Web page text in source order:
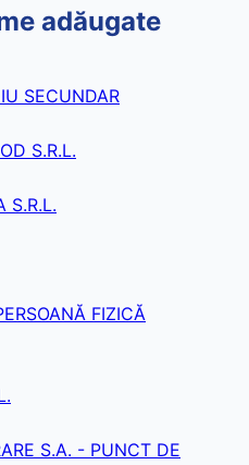
adăugate
SECUNDAR
S.R.L.
S.R.L.
FIZICĂ
S.A. - PUNCT DE